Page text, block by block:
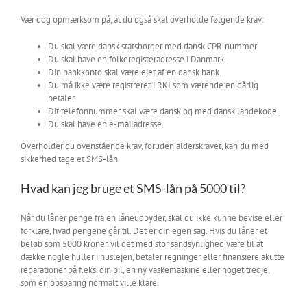
Vær dog opmærksom på, at du også skal overholde følgende krav:
Du skal være dansk statsborger med dansk CPR-nummer.
Du skal have en folkeregisteradresse i Danmark.
Din bankkonto skal være ejet af en dansk bank.
Du må ikke være registreret i RKI som værende en dårlig
betaler.
Dit telefonnummer skal være dansk og med dansk landekode.
Du skal have en e-mailadresse.
Overholder du ovenstående krav, foruden alderskravet, kan du med
sikkerhed tage et SMS-lån.
Hvad kan jeg bruge et SMS-lån på 5000 til?
Når du låner penge fra en låneudbyder, skal du ikke kunne bevise eller
forklare, hvad pengene går til. Det er din egen sag. Hvis du låner et
beløb som 5000 kroner, vil det med stor sandsynlighed være til at
dække nogle huller i huslejen, betaler regninger eller finansiere akutte
reparationer på f.eks. din bil, en ny vaskemaskine eller noget tredje,
som en opsparing normalt ville klare.